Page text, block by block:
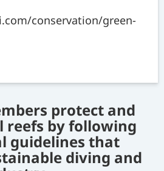
conservation/green-
protect and
reefs by following
guidelines that
diving and